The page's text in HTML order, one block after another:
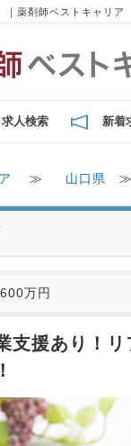
薬剤師ベストキャリア
求人検索 新着
≫ 山口県 ≫
万円
支援あり！